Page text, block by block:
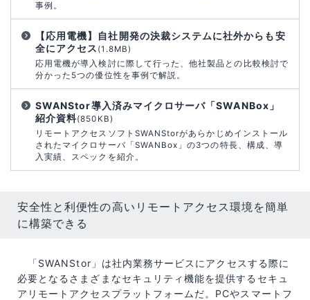
事例。
【応用電機】自社開発の決裁システムに社外からも安
全にアクセス (1.8MB)
応用電機が導入検討に際して行った、他社製品との比較検討で
分かった5つの優位性を事例で解説。
SWANStor導入済みマイクロサーバ「SWANBox」
紹介資料(850KB)
リモートアクセスソフトSWANStorがあらかじめインストール
されたマイクロサーバ「SWANBox」の3つの特長、構成、導
入実績、スペックを紹介。
安全性と利便性の高いリモートアクセス環境を簡単
に構築できる
「SWANStor」は社内業務サービスにアクセスする際に
必要となるさまざまなセキュリティ機能を提供するセキュ
アリモートアクセスプラットフォームだ。PCやスマートフ